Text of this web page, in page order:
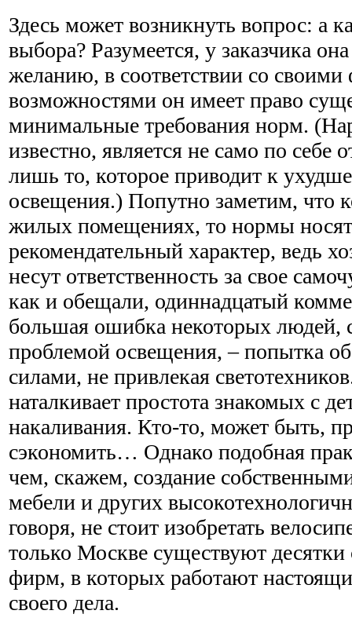
Здесь может возникнуть вопрос: а
выбора? Разумеется, у заказчика
желанию, в соответствии со
возможностями он имеет право
минимальные требования норм.
известно, является не само по себе
лишь то, которое приводит к
освещения.) Попутно заметим, что
жилых помещениях, то нормы
рекомендательный характер, ведь
несут ответственность за свое
как и обещали, одиннадцатый
большая ошибка некоторых людей,
проблемой освещения, – попытка
силами, не привлекая
наталкивает простота знакомых с
накаливания. Кто-то, может быть,
сэкономить… Однако подобная
чем, скажем, создание
мебели и других
говоря, не стоит изобретать
только Москве существуют десятки
фирм, в которых работают
своего дела.